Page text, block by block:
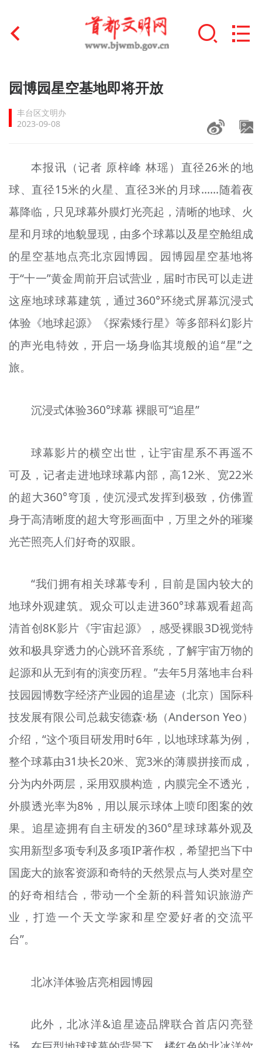
首页
文明创建
文明培育
+
未成年人思想道德建设
榜样人物
+
身边好人
文明评论
北京宣传文化引导基金
宣传思想文化人才
专题
园博园星空基地即将开放
丰台区文明办
2023-09-08
本报讯（记者 原梓峰 林瑶）直径26米的地
球、直径15米的火星、直径3米的月球……随着夜
幕降临，只见球幕外膜灯光亮起，清晰的地球、火
星和月球的地貌显现，由多个球幕以及星空舱组成
的星空基地点亮北京园博园。园博园星空基地将
于“十一”黄金周前开启试营业，届时市民可以走进
这座地球球幕建筑，通过360°环绕式屏幕沉浸式
体验《地球起源》《探索矮行星》等多部科幻影片
的声光电特效，开启一场身临其境般的追“星”之
旅。
沉浸式体验360°球幕 裸眼可“追星”
球幕影片的横空出世，让宇宙星系不再遥不
可及，记者走进地球球幕内部，高12米、宽22米
的超大360°穹顶，使沉浸式发挥到极致，仿佛置
身于高清晰度的超大穹形画面中，万里之外的璀璨
光芒照亮人们好奇的双眼。
“我们拥有相关球幕专利，目前是国内较大的
地球外观建筑。观众可以走进360°球幕观看超高
清首创8K影片《宇宙起源》，感受裸眼3D视觉特
效和极具穿透力的心跳环音系统，了解宇宙万物的
起源和从无到有的演变历程。”去年5月落地丰台科
技园园博数字经济产业园的追星迹（北京）国际科
技发展有限公司总裁安德森·杨（Anderson Yeo）
介绍，“这个项目研发用时6年，以地球球幕为例，
整个球幕由31块长20米、宽3米的薄膜拼接而成，
分为内外两层，采用双膜构造，内膜完全不透光，
外膜透光率为8%，用以展示球体上喷印图案的效
果。追星迹拥有自主研发的360°星球球幕外观及
实用新型多项专利及多项IP著作权，希望把当下中
国庞大的旅客资源和奇特的天然景点与人类对星空
的好奇相结合，带动一个全新的科普知识旅游产
业，打造一个天文学家和星空爱好者的交流平
台”。
北冰洋体验店亮相园博园
此外，北冰洋&追星迹品牌联合首店闪亮登